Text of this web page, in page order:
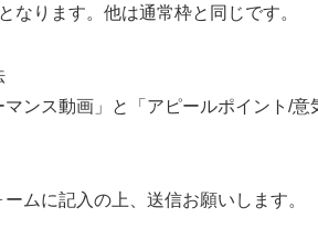
なります。他は通常枠と同じです。
マンス動画」と「アピールポイント/
ームに記入の上、送信お願いします。